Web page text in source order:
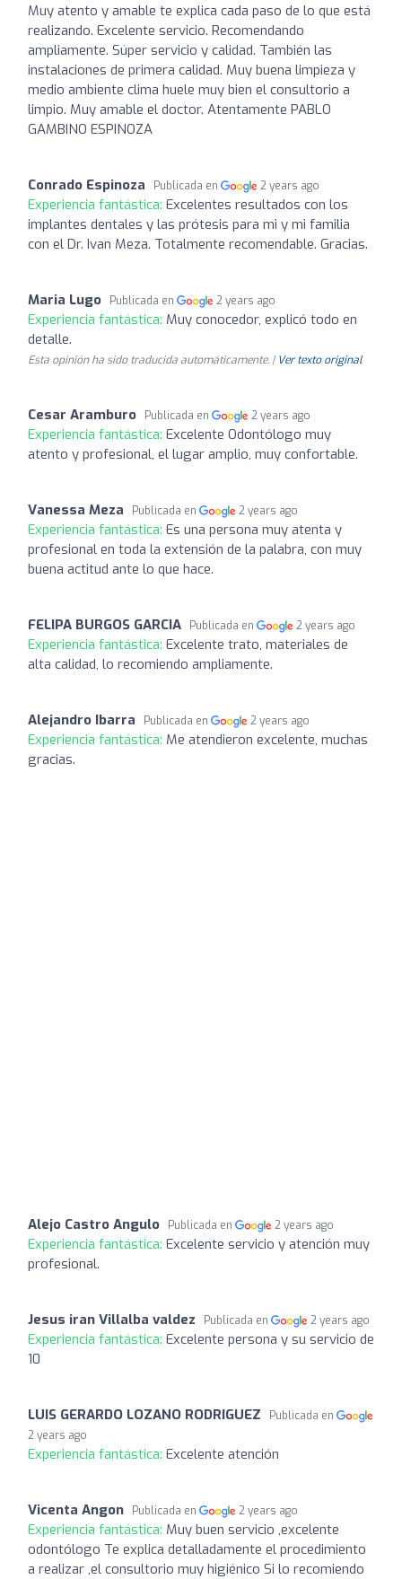
Muy atento y amable te explica cada paso de lo que está
realizando. Excelente servicio. Recomendando
ampliamente. Súper servicio y calidad. También las
instalaciones de primera calidad. Muy buena limpieza y
medio ambiente clima huele muy bien el consultorio a
limpio. Muy amable el doctor. Atentamente PABLO
GAMBINO ESPINOZA
Conrado Espinoza Publicada en 2 years ago
Experiencia fantástica: Excelentes resultados con los
implantes dentales y las prótesis para mi y mi familia
con el Dr. Ivan Meza. Totalmente recomendable. Gracias.
Maria Lugo Publicada en 2 years ago
Experiencia fantástica: Muy conocedor, explicó todo en
detalle.
Esta opinión ha sido traducida automáticamente. | Ver texto original
Cesar Aramburo Publicada en 2 years ago
Experiencia fantástica: Excelente Odontólogo muy
atento y profesional, el lugar amplio, muy confortable.
Vanessa Meza Publicada en 2 years ago
Experiencia fantástica: Es una persona muy atenta y
profesional en toda la extensión de la palabra, con muy
buena actitud ante lo que hace.
FELIPA BURGOS GARCIA Publicada en 2 years ago
Experiencia fantástica: Excelente trato, materiales de
alta calidad, lo recomiendo ampliamente.
Alejandro Ibarra Publicada en 2 years ago
Experiencia fantástica: Me atendieron excelente, muchas
gracias.
Alejo Castro Angulo Publicada en 2 years ago
Experiencia fantástica: Excelente servicio y atención muy
profesional.
Jesus iran Villalba valdez Publicada en 2 years ago
Experiencia fantástica: Excelente persona y su servicio de
10
LUIS GERARDO LOZANO RODRIGUEZ
Publicada en
2 years ago
Experiencia fantástica: Excelente atención
Vicenta Angon Publicada en 2 years ago
Experiencia fantástica: Muy buen servicio ,excelente
odontólogo Te explica detalladamente el procedimiento
a realizar ,el consultorio muy higiénico Si lo recomiendo